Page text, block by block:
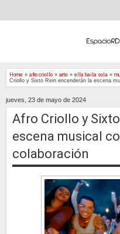
Home » afro criollo » arte » ella baila sola »
Criollo y Sixto Rein encenderán la escena
jueves, 23 de mayo de 2024
Afro Criollo y
escena musical
colaboración